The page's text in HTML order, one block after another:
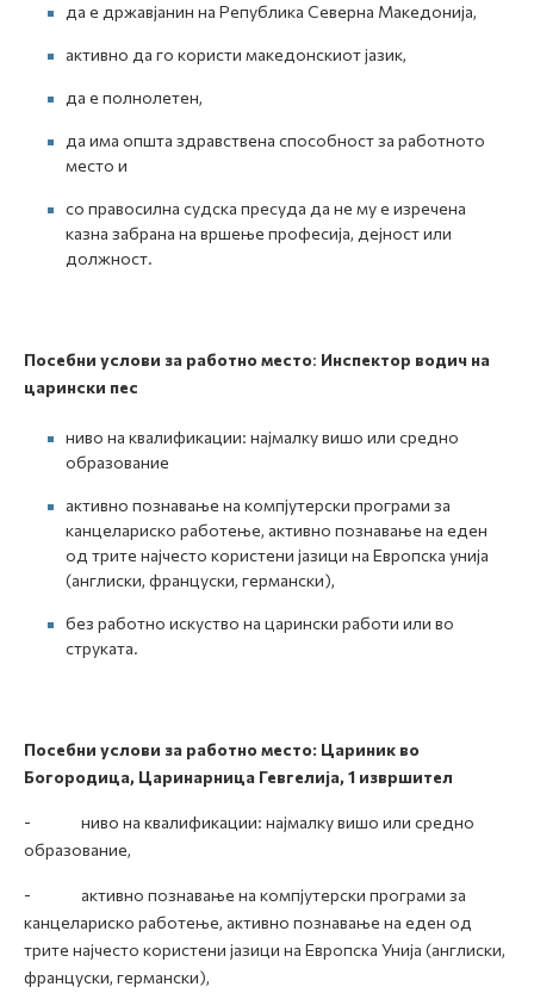
да е државјанин на Република Северна Македонија,
активно да го користи македонскиот јазик,
да е полнолетен,
да има општа здравствена способност за работното
место и
со правосилна судска пресуда да не му е изречена
казна забрана на вршење професија, дејност или
должност.
Посебни услови за работно место: Инспектор водич на
царински пес
ниво на квалификации: најмалку вишо или средно
образование
активно познавање на компјутерски програми за
канцелариско работење, активно познавање на еден
од трите најчесто користени јазици на Европска унија
(англиски, француски, германски),
без работно искуство на царински работи или во
струката.
Посебни услови за работно место: Цариник во
Богородица, Царинарница Гевгелија, 1 извршител
- ниво на квалификации: најмалку вишо или средно
образование,
- активно познавање на компјутерски програми за
канцелариско работење, активно познавање на еден од
трите најчесто користени јазици на Европска Унија (англиски,
француски, германски),